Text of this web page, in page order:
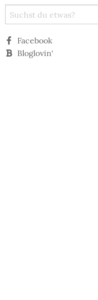
Facebook
Bloglovin‘